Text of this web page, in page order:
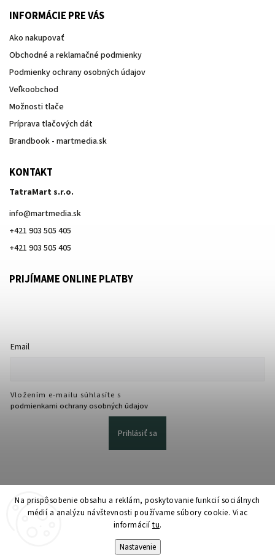
Na prispôsobenie obsahu a reklám, poskytovanie funkcií sociálnych
médií a analýzu návštevnosti používame súbory cookie. Viac
informáciítu.
Nastavenie
INFORMÁCIE PRE VÁS
Ako nakupovať
Obchodné a reklamačné podmienky
Podmienky ochrany osobných údajov
Veľkoobchod
Možnosti tlače
Príprava tlačových dát
Brandbook - martmedia.sk
KONTAKT
TatraMart s.r.o.
info@martmedia.sk
+421 903 505 405
+421 903 505 405
PRIJÍMAME ONLINE PLATBY
Email
Vložením e-mailu súhlasíte s
podmienkami ochrany osobných údajov
Prihlásiť sa
Upraviť nastavenie cookies